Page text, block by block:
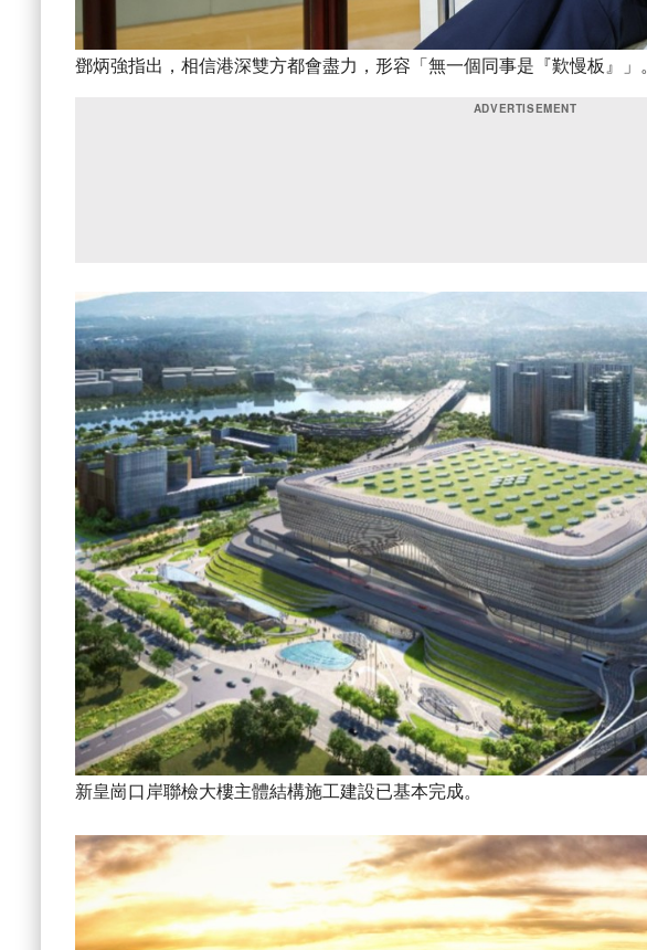
鄧炳強指出，相信港深雙方都會盡力，形容「無一個同事是『歎慢板』」。
新皇崗口岸聯檢大樓主體結構施工建設已基本完成。